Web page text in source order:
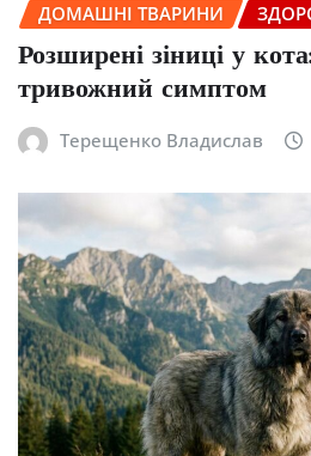
ДОМАШНІ ТВАРИНИ
Розширені зіниці у
тривожний симптом
Терещенко Владислав